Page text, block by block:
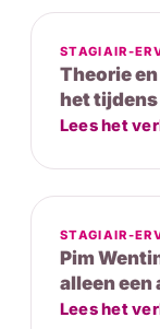
STAGIAIR-
Theorie
het
Lees het
STAGIAIR-
Pim
alleen
Lees het